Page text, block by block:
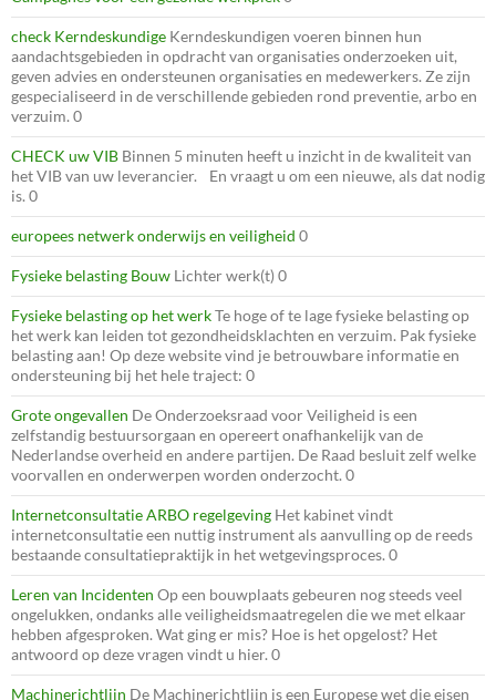
check Kerndeskundige Kerndeskundigen voeren binnen hun
aandachtsgebieden in opdracht van organisaties onderzoeken uit,
geven advies en ondersteunen organisaties en medewerkers. Ze zijn
gespecialiseerd in de verschillende gebieden rond preventie, arbo en
verzuim. 0
CHECK uw VIB Binnen 5 minuten heeft u inzicht in de kwaliteit van
het VIB van uw leverancier. En vraagt u om een nieuwe, als dat nodig
is. 0
europees netwerk onderwijs en veiligheid 0
Fysieke belasting Bouw Lichter werk(t) 0
Fysieke belasting op het werkTe hoge of te lage fysieke belasting op
het werk kan leiden tot gezondheidsklachten en verzuim. Pak fysieke
belasting aan! Op deze website vind je betrouwbare informatie en
ondersteuning bij het hele traject: 0
Grote ongevallen De Onderzoeksraad voor Veiligheid is een
zelfstandig bestuursorgaan en opereert onafhankelijk van de
Nederlandse overheid en andere partijen. De Raad besluit zelf welke
voorvallen en onderwerpen worden onderzocht. 0
Internetconsultatie ARBO regelgeving Het kabinet vindt
internetconsultatie een nuttig instrument als aanvulling op de reeds
bestaande consultatiepraktijk in het wetgevingsproces. 0
Leren van Incidenten Op een bouwplaats gebeuren nog steeds veel
ongelukken, ondanks alle veiligheidsmaatregelen die we met elkaar
hebben afgesproken. Wat ging er mis? Hoe is het opgelost? Het
antwoord op deze vragen vindt u hier. 0
Machinerichtlijn De Machinerichtlijn is een Europese wet die eisen